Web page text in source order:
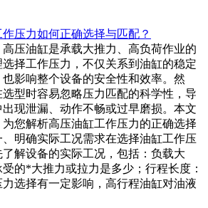
压油缸是承载大推力、高负荷作业的
择工作压力，不仅关系到油缸的稳定
影响整个设备的安全性和效率。然
型时容易忽略压力匹配的科学性，导
现泄漏、动作不畅或过早磨损。本文
您解析高压油缸工作压力的正确选择
明确实际工况需求在选择油缸工作压
解设备的实际工况，包括：负载大
的*大推力或拉力是多少；行程长度：
选择有一定影响，高行程油缸对油液